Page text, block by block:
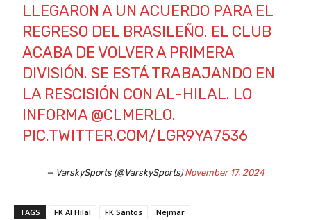
LLEGARON A UN ACUERDO PARA EL
REGRESO DEL BRASILEÑO. EL CLUB
ACABA DE VOLVER A PRIMERA
DIVISIÓN. SE ESTÁ TRABAJANDO EN
LA RESCISIÓN CON AL-HILAL. LO
INFORMA@CLMERLO.
PIC.TWITTER.COM/LGR9YA7536
— VarskySports (@VarskySports)November 17, 2024
TAGS FK Al Hilal FK Santos Nejmar